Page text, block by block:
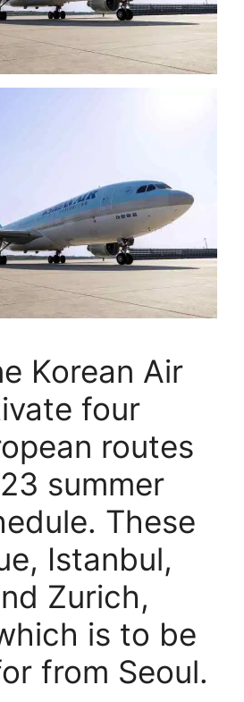
Korean Air
four
routes
summer
These
Istanbul,
Zurich,
is to be
from Seoul.